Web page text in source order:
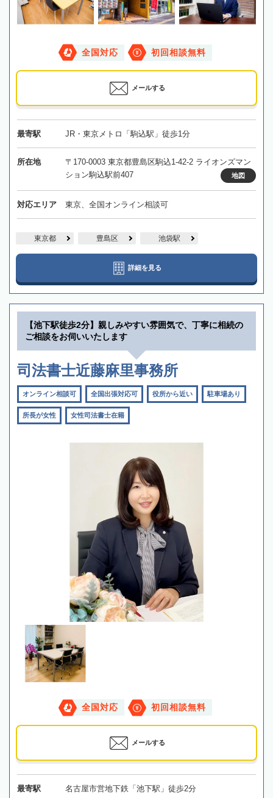
全国対応 初回相談無料
メールする
最寄駅 JR・東京メトロ「駒込駅」徒歩1分
所在地
〒170-0003 東京都豊島区駒込1-42-2 ライオンズマン
ション駒込駅前407
地図
対応エリア 東京、全国オンライン相談可
東京都 豊島区 池袋駅
詳細を見る
【池下駅徒歩2分】親しみやすい雰囲気で、丁寧に相続の
ご相談をお伺いいたします
司法書士近藤麻里事務所
オンライン相談可 全国出張対応可 役所から近い 駐車場あり
所長が女性 女性司法書士在籍
全国対応 初回相談無料
メールする
最寄駅 名古屋市営地下鉄「池下駅」徒歩2分